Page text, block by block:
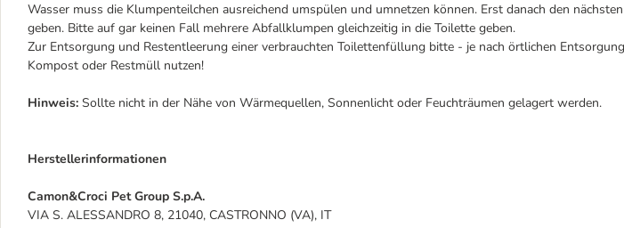
Wasser muss die Klumpenteilchen ausreichend umspülen und umnetzen können. Erst danach den
geben. Bitte auf gar keinen Fall mehrere Abfallklumpen gleichzeitig in die Toilette geben.
Zur Entsorgung und Restentleerung einer verbrauchten Toilettenfüllung bitte - je nach örtlichen
Kompost oder Restmüll nutzen!
Hinweis: Sollte nicht in der Nähe von Wärmequellen, Sonnenlicht oder Feuchträumen gelagert werden.
Herstellerinformationen
Camon&Croci Pet Group S.p.A.
VIA S. ALESSANDRO 8, 21040, CASTRONNO (VA), IT